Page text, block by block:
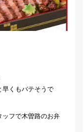
早くもバテそうで
ッフで木曽路のお弁